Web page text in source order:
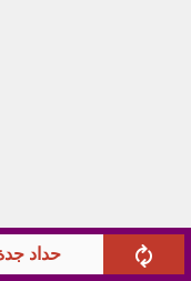
حداد